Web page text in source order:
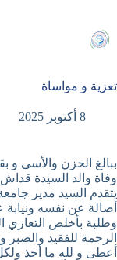
المحتوى
تعزية و مواساة
8 أكتوبر 2025
ببالغ الحزن والأسى و
وفاة والد السيدة
يتقدم السيد مدير
أصالة عن نفسه
وطلبة بأخلص التعازي
الرحمة للفقيد والصبر
أعطى و لله ما أخذ